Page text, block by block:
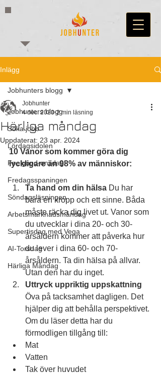
Inlägg
Jobhunters blogg
Söka jobb
Lördagsidolen
Feelgood-onsdag!
Fredagsspaningen
Söndagsläsningen
Arbetsmarknadsmåndag
Supertisdag med Vega
AI-Torsdag
Härliga Måndag
Jobhunters blogg
Härliga måndag
Jobhunter
4 dec. 2023 2 min läsning
Uppdaterat: 23 apr. 2024
10 Vanor som kommer göra dig
lyckligare än 98% av människor:
Ta hand om din hälsa Du har
bara en kropp och ett sinne. Båda
måste räcka dig livet ut. Vanor som
du utvecklar i dina 20- och 30-
årsåldern kommer att påverka hur
du lever i dina 60- och 70-
årsåldern. Ta din hälsa på allvar.
Utan den har du inget.
Uttryck uppriktig uppskattning
Öva på tacksamhet dagligen. Det
hjälper dig att behålla perspektivet.
Om du läser detta har du
förmodligen tillgång till:
Mat
Vatten
Tak över huvudet